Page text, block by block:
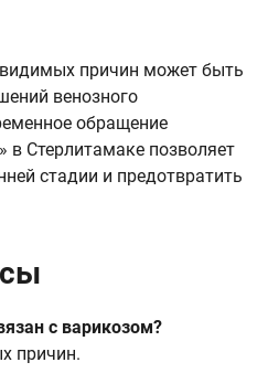
причин может быть
венозного
обращение
в Стерлитамаке позволяет
стадии и предотвратить
с варикозом?
причин.